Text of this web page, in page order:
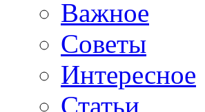
Важное
Советы
Интересное
Статьи